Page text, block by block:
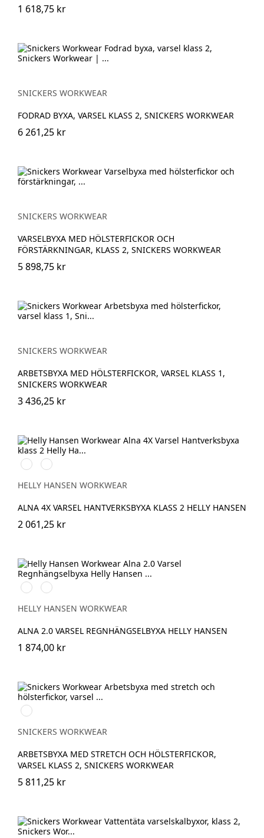
1 618,75 kr
SNICKERS WORKWEAR
FODRAD BYXA, VARSEL KLASS 2, SNICKERS WORKWEAR
6 261,25 kr
SNICKERS WORKWEAR
VARSELBYXA MED HÖLSTERFICKOR OCH
FÖRSTÄRKNINGAR, KLASS 2, SNICKERS WORKWEAR
5 898,75 kr
SNICKERS WORKWEAR
ARBETSBYXA MED HÖLSTERFICKOR, VARSEL KLASS 1,
SNICKERS WORKWEAR
3 436,25 kr
369
YELLOW/EBONY
269
ORANGE/EBONY
HELLY HANSEN WORKWEAR
ALNA 4X VARSEL HANTVERKSBYXA KLASS 2 HELLY HANSEN
2 061,25 kr
369
YELLOW/EBONY
269
ORANGE/EBONY
HELLY HANSEN WORKWEAR
ALNA 2.0 VARSEL REGNHÄNGSELBYXA HELLY HANSEN
1 874,00 kr
High
vis
yellow/Navy
SNICKERS WORKWEAR
ARBETSBYXA MED STRETCH OCH HÖLSTERFICKOR,
VARSEL KLASS 2, SNICKERS WORKWEAR
5 811,25 kr